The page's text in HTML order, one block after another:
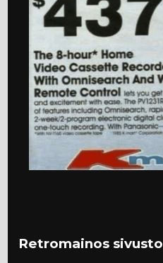
Retromainos sivusto